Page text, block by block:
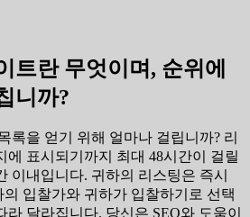
트란 무엇이며, 순위에
니까?
록을 얻기 위해 얼마나 걸립니까? 리
에 표시되기까지 최대 48시간이 걸릴
이내입니다. 귀하의 리스팅은 즉시
입찰가와 귀하가 입찰하기로 선택
달라집니다. 당신은 SEO와 도움이